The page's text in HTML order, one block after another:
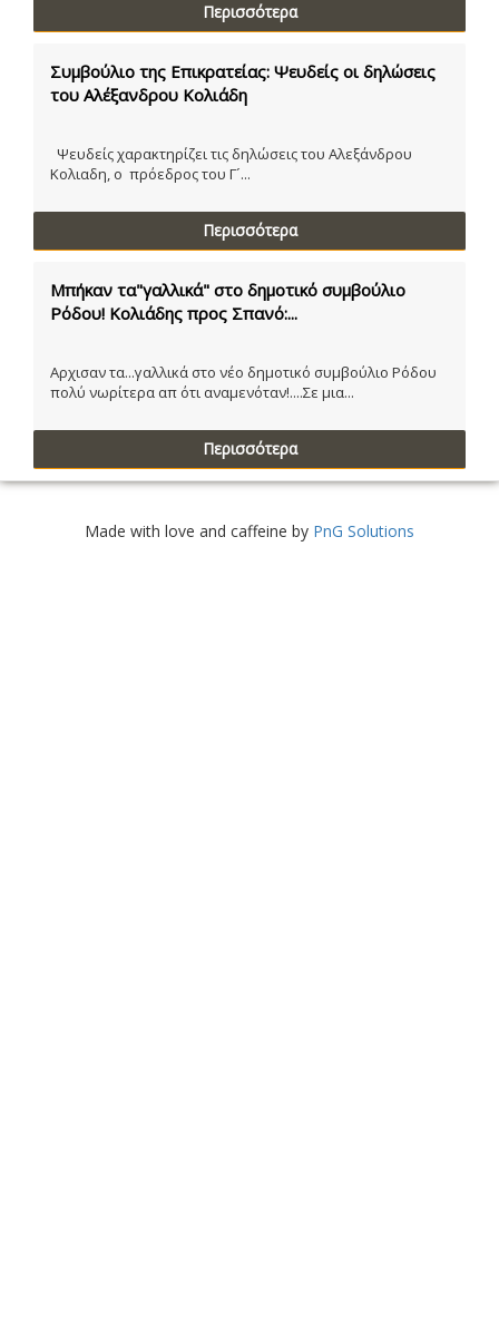
Περισσότερα
Συμβούλιο της Επικρατείας: Ψευδείς οι δηλώσεις
του Αλέξανδρου Κολιάδη
Ψευδείς χαρακτηρίζει τις δηλώσεις του Αλεξάνδρου
Κολιαδη, ο πρόεδρος του Γ´...
Περισσότερα
Μπήκαν τα"γαλλικά" στο δημοτικό συμβούλιο
Ρόδου! Κολιάδης προς Σπανό:...
Αρχισαν τα...γαλλικά στο νέο δημοτικό συμβούλιο Ρόδου
πολύ νωρίτερα απ ότι αναμενόταν!....Σε μια...
Περισσότερα
Made with love and caffeine by PnG Solutions